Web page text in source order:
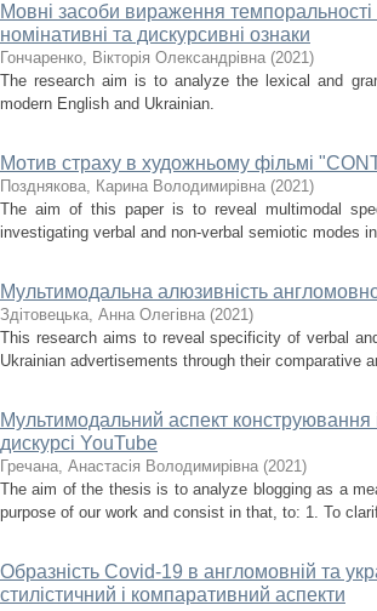
Мовні засоби вираження темпоральності
номінативні та дискурсивні ознаки
Гончаренко, Вікторія Олександрівна (2021)
The research aim is to analyze the lexical and
modern English and Ukrainian.
Мотив страху в художньому фільмі
Позднякова, Карина Володимирівна (2021)
The aim of this paper is to reveal multimodal
investigating verbal and non-verbal semiotic modes
Мультимодальна алюзивність
Здітовецька, Анна Олегівна (2021)
This research aims to reveal specificity of verbal
Ukrainian advertisements through their
Мультимодальний аспект
дискурсі YouTube
Гречана, Анастасія Володимирівна (2021)
The aim of the thesis is to analyze blogging as a
purpose of our work and consist in that, to: 1. To
Образність Covid-19 в англомовній та
стилістичний і компаративний аспекти